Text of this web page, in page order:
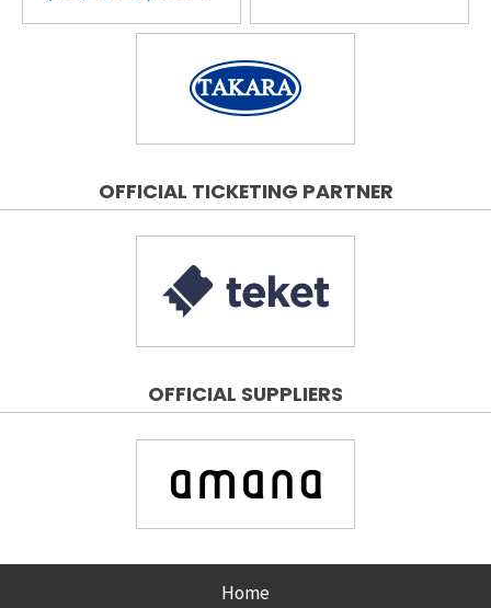
OFFICIAL TICKETING PARTNER
OFFICIAL SUPPLIERS
Home